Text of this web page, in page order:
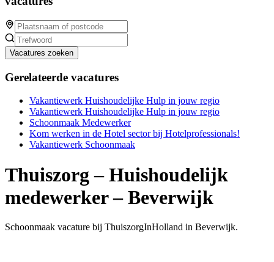
Vacatures zoeken
Gerelateerde vacatures
Vakantiewerk Huishoudelijke Hulp in jouw regio
Vakantiewerk Huishoudelijke Hulp in jouw regio
Schoonmaak Medewerker
Kom werken in de Hotel sector bij Hotelprofessionals!
Vakantiewerk Schoonmaak
Thuiszorg – Huishoudelijk
medewerker – Beverwijk
Schoonmaak vacature bij ThuiszorgInHolland in Beverwijk.